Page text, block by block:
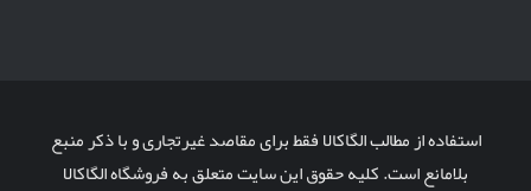
استفاده از مطالب الگاکالا فقط برای مقاصد غیرتجاری و با ذکر منبع
بلامانع است. کلیه حقوق این سایت متعلق به فروشگاه الگاکالا